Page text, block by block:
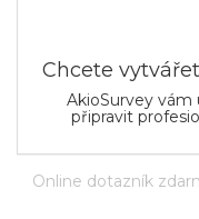
Chcete
AkioSurvey
připravit
Online dotazník